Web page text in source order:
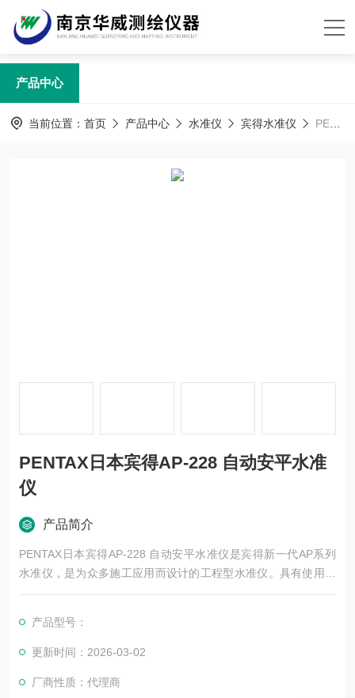
产品中心
当前位置： 首页 产品中心 水准仪 宾得水准仪 PENTAX日本宾得AP-228 自动安平水准仪
PENTAX日本宾得AP-228 自动安平水准
仪
产品简介
PENTAX日本宾得AP-228 自动安平水准仪是宾得新一代AP系列
水准仪，是为众多施工应用而设计的工程型水准仪。具有使用方
便、稳定、耐用的特点，AP系列产品可适应严酷环境，稳定、高
产品型号：
更新时间：2026-03-02
厂商性质：代理商